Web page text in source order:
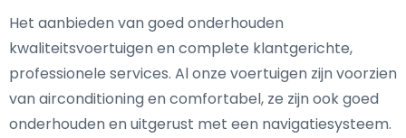
Het aanbieden van goed onderhouden
kwaliteitsvoertuigen en complete klantgerichte,
professionele services. Al onze voertuigen zijn voorzien
van airconditioning en comfortabel, ze zijn ook goed
onderhouden en uitgerust met een navigatiesysteem.